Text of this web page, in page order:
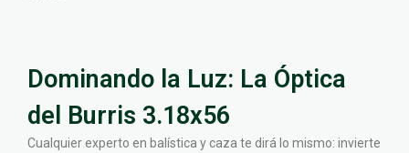
Dominando la Luz: La Óptica
del Burris 3.18x56
Cualquier experto en balística y caza te dirá lo mismo: invierte